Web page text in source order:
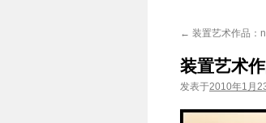
文
← 装置艺术作品：
装置艺术
发表于2010年1月